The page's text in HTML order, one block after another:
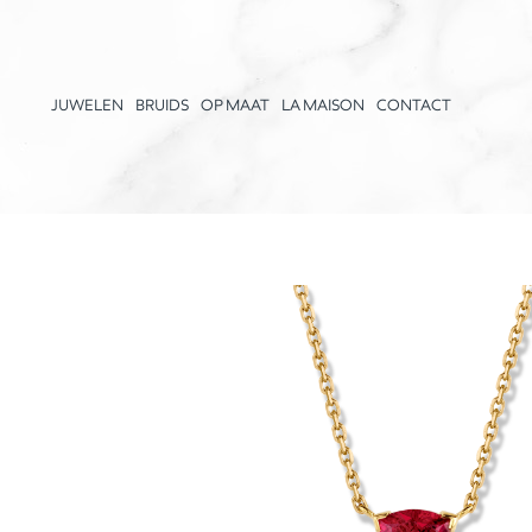
JUWELEN BRUIDS OP MAAT LA MAISON CONTACT